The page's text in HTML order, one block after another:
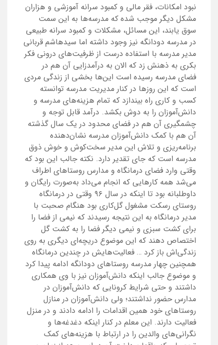
نبود امکانات، فقر مالی و کمبود سرانه آموزشی و هزاران
مشکل دیگر موجب شده که مدرسه‌ها به این سمت
سوق یابند، این مسائل، مشکلات و کمبود سرانه طبیعی
در مدرسه دودانگه نیز وجود داشته اما سیدهاشم قربانی
مدیر مدرسه با استفاده درست از ظرفیت‌های درونی فکر
بکری به ذهنش زد که الان به درآمدزایی آن هم در
فضای مدرسه رسیده است این‌ها بخشی از زندگی مردی
است که این روزها در کنار مدیریت مدرسه توانسته
کسب و کاری راه بیندازد که تمام هزینه‌های مدرسه و
دانش‌آموزان را به دوش بکشد. درآمد قابل توجه و
چشمگیری آن هم در فضای محدود در یک سال گذشته
آن هم با کمک دانش‌آموزان مدرسه نشان‌دهنده
برنامه‌ریزی و تلاش این مدیر سخت‌کوش و خوش ذوق
مدرسه است که جای تقدیر دارد. نکته جالب این بود که
وقتی وارد فضای درمانگاه و مدارس روستاهای اطراف
می‌شد همه کارهایی که انجام می‌داد به‌صورت رایگان و
داوطلبانه بود تا اینکه در سال ۹۶ وقتی در درمانگاه
روستای رسکت مشغول گل‌کاری بود هنگام صحبت با
مدیر درمانگاه به این نتیجه رسیدند که نیمی از فضا را
برای کشت سبزی و نیمی دیگر فضا را به کشت گل
اختصاص دهند که این موضوع دریچه‌ای دیگری به روی
زندگی‌اش باز کرد … فعالیت‌هایش در چندین درمانگاه
همچنین چهار مدرسه روستاهای دودانگه ادامه پیدا کرد
و موضوع جالب اینکه دانش‌آموزان نیز با وی همکاری
داشتند و حتی شرایط کرونایی که دانش‌آموزان در
مدارس حضور نداشتند؛ ولی دانش‌آموزان در منازل
روستاهای خود همین اقدامات را ادامه دادند و در منزل
فعالیت دارند. این معلم در کنار اینکه دغدغه‌ها و
نگرانی‌های والدین را در ارتباط با هزینه‌های کمک